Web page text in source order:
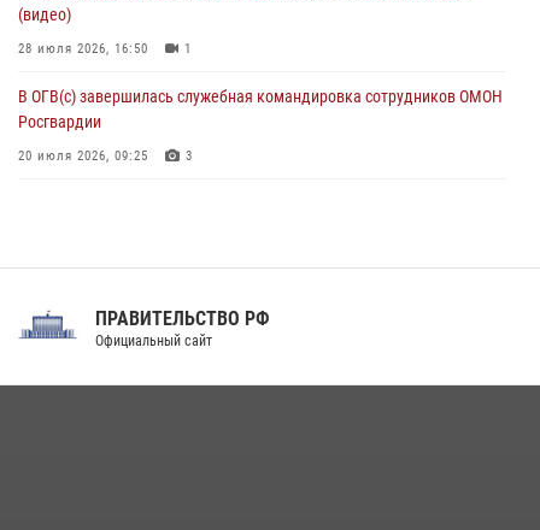
(видео)
28 июля 2026, 16:50 1
В ОГВ(с) завершилась служебная командировка сотрудников ОМОН
Росгвардии
20 июля 2026, 09:25 3
Праздник «Один день с Росгвардией» к 105-летию Центрального
ПРАВИТЕЛЬСТВО РФ
Официальный сайт